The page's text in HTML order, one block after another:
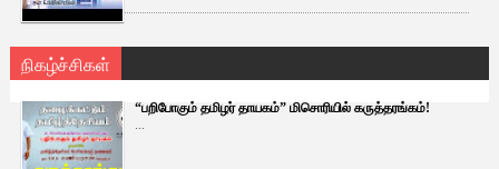
நிகழ்ச்சிகள்
“பறிபோகும் தமிழர் தாயகம்” மிசொரியில் கருத்தரங்கம்!
...